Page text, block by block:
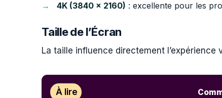
4K (3840 x 2160) : excellente pour les
Taille de l’Écran
La taille influence directement l’expérience
À lire